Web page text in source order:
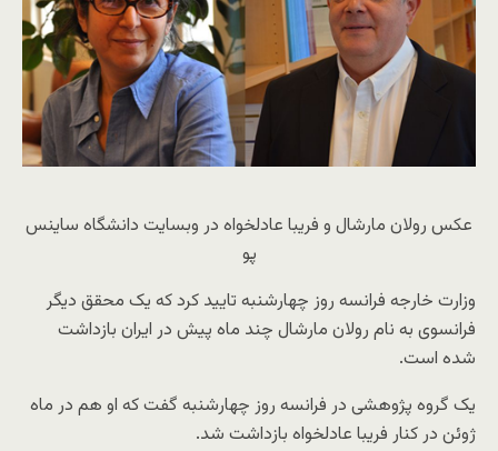
عکس رولان مارشال و فریبا عادلخواه در وبسایت دانشگاه ساینس
پو
وزارت خارجه فرانسه روز چهارشنبه تایید کرد که یک محقق دیگر
فرانسوی به نام رولان مارشال چند ماه پیش در ایران بازداشت
شده است.
یک گروه پژوهشی در فرانسه روز چهارشنبه گفت که او هم در ماه
ژوئن در کنار فریبا عادلخواه بازداشت شد.